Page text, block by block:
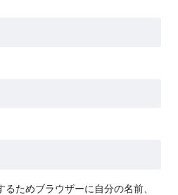
ためブラウザーに自分の名前、